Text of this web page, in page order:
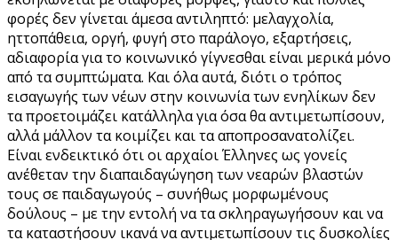
φορές δεν γίνεται άμεσα αντιληπτό: μελαγχολία,
ηττοπάθεια, οργή, φυγή στο παράλογο, εξαρτήσεις,
αδιαφορία για το κοινωνικό γίγνεσθαι είναι μερικά μόνο
από τα συμπτώματα. Και όλα αυτά, διότι ο τρόπος
εισαγωγής των νέων στην κοινωνία των ενηλίκων δεν
τα προετοιμάζει κατάλληλα για όσα θα αντιμετωπίσουν,
αλλά μάλλον τα κοιμίζει και τα αποπροσανατολίζει.
Είναι ενδεικτικό ότι οι αρχαίοι Έλληνες ως γονείς
ανέθεταν την διαπαιδαγώγηση των νεαρών βλαστών
τους σε παιδαγωγούς – συνήθως μορφωμένους
δούλους – με την εντολή να τα σκληραγωγήσουν και να
τα καταστήσουν ικανά να αντιμετωπίσουν τις δυσκολίες